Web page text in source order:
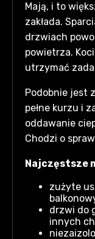
Mają, i to
zakłada.
drzwiach
powietrza.
utrzymać
Podobnie jest
pełne kurzu i
oddawanie
Chodzi o
Najczęstsze
zużyte
drzwi do
innych